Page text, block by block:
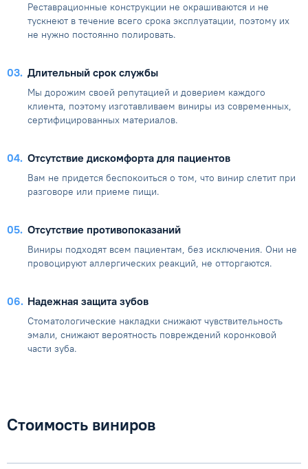
Реставрационные конструкции не окрашиваются и не
тускнеют в течение всего срока эксплуатации, поэтому их
не нужно постоянно полировать.
03 Длительный срок службы
Мы дорожим своей репутацией и доверием каждого
клиента, поэтому изготавливаем виниры из современных,
сертифицированных материалов.
04 Отсутствие дискомфорта для пациентов
Вам не придется беспокоиться о том, что винир слетит при
разговоре или приеме пищи.
05 Отсутствие противопоказаний
Виниры подходят всем пациентам, без исключения. Они не
провоцируют аллергических реакций, не отторгаются.
06 Надежная защита зубов
Стоматологические накладки снижают чувствительность
эмали, снижают вероятность повреждений коронковой
части зуба.
Стоимость виниров